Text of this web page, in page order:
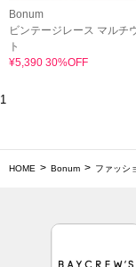
Bonum
ビンテージレース マルチ
ト
¥5,390 30%OFF
1
HOME Bonum ファッシ